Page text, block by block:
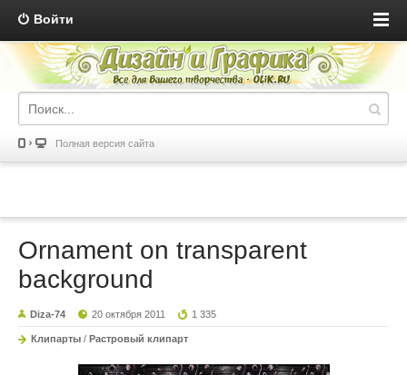
Войти
Полная версия сайта
Ornament on transparent
background
Diza-74 20 октября 2011 1 335
Клипарты / Растровый клипарт